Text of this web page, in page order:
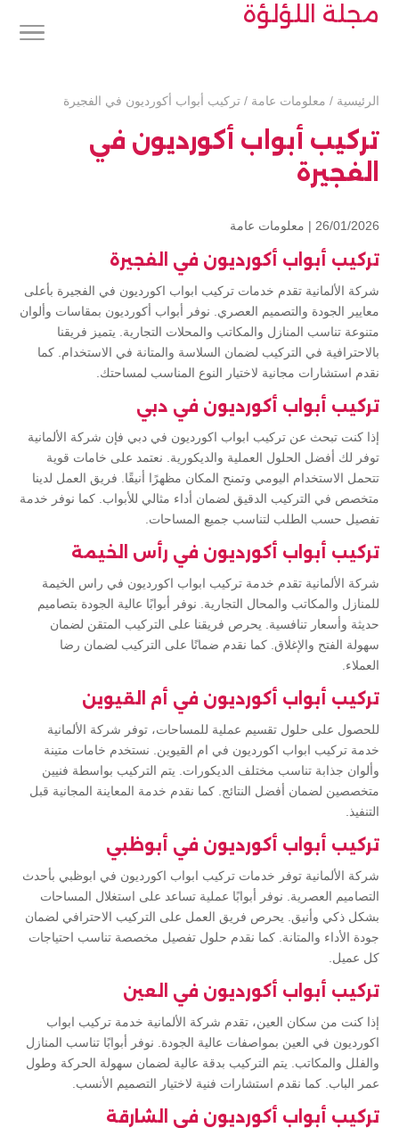
مجلة اللؤلؤة
الرئيسية / معلومات عامة / تركيب أبواب أكورديون في الفجيرة
تركيب أبواب أكورديون في
الفجيرة
26/01/2026 | معلومات عامة
تركيب أبواب أكورديون في الفجيرة
شركة الألمانية تقدم خدمات تركيب ابواب اكورديون في الفجيرة بأعلى
معايير الجودة والتصميم العصري. نوفر أبواب أكورديون بمقاسات وألوان
متنوعة تناسب المنازل والمكاتب والمحلات التجارية. يتميز فريقنا
بالاحترافية في التركيب لضمان السلاسة والمتانة في الاستخدام. كما
نقدم استشارات مجانية لاختيار النوع المناسب لمساحتك.
تركيب أبواب أكورديون في دبي
إذا كنت تبحث عن تركيب ابواب اكورديون في دبي فإن شركة الألمانية
توفر لك أفضل الحلول العملية والديكورية. نعتمد على خامات قوية
تتحمل الاستخدام اليومي وتمنح المكان مظهرًا أنيقًا. فريق العمل لدينا
متخصص في التركيب الدقيق لضمان أداء مثالي للأبواب. كما نوفر خدمة
تفصيل حسب الطلب لتناسب جميع المساحات.
تركيب أبواب أكورديون في رأس الخيمة
شركة الألمانية تقدم خدمة تركيب ابواب اكورديون في راس الخيمة
للمنازل والمكاتب والمحال التجارية. نوفر أبوابًا عالية الجودة بتصاميم
حديثة وأسعار تنافسية. يحرص فريقنا على التركيب المتقن لضمان
سهولة الفتح والإغلاق. كما نقدم ضمانًا على التركيب لضمان رضا
العملاء.
تركيب أبواب أكورديون في أم القيوين
للحصول على حلول تقسيم عملية للمساحات، توفر شركة الألمانية
خدمة تركيب ابواب اكورديون في ام القيوين. نستخدم خامات متينة
وألوان جذابة تناسب مختلف الديكورات. يتم التركيب بواسطة فنيين
متخصصين لضمان أفضل النتائج. كما نقدم خدمة المعاينة المجانية قبل
التنفيذ.
تركيب أبواب أكورديون في أبوظبي
شركة الألمانية توفر خدمات تركيب ابواب اكورديون في ابوظبي بأحدث
التصاميم العصرية. نوفر أبوابًا عملية تساعد على استغلال المساحات
بشكل ذكي وأنيق. يحرص فريق العمل على التركيب الاحترافي لضمان
جودة الأداء والمتانة. كما نقدم حلول تفصيل مخصصة تناسب احتياجات
كل عميل.
تركيب أبواب أكورديون في العين
إذا كنت من سكان العين، تقدم شركة الألمانية خدمة تركيب ابواب
اكورديون في العين بمواصفات عالية الجودة. نوفر أبوابًا تناسب المنازل
والفلل والمكاتب. يتم التركيب بدقة عالية لضمان سهولة الحركة وطول
عمر الباب. كما نقدم استشارات فنية لاختيار التصميم الأنسب.
تركيب أبواب أكورديون في الشارقة